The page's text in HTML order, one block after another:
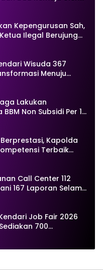
Secara
Kepengurusan Sah,
Ilegal Berujung
Wisuda 367
Menuju
Lakukan
Non Subsidi Per 1
Kapolda
Terbaik
Call Center 112
167 Laporan Selama
Job Fair 2026
700